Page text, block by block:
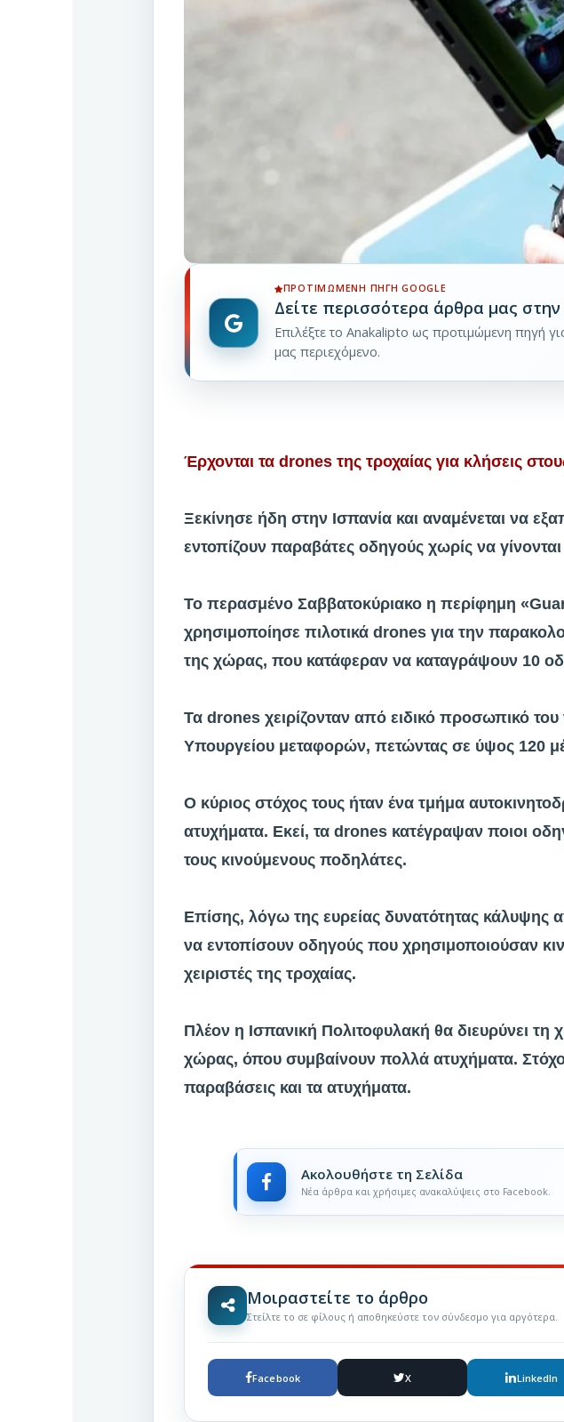
ΠΡΟΤΙΜΏΜΕΝΗ ΠΗΓΉ GOOGLE
Δείτε περισσότερα άρθρα μας
Επιλέξτε το Anakalipto ως προτιμώμενη πηγή
μας περιεχόμενο.
Έρχονται τα drones της τροχαίας για κλήσεις
Ξεκίνησε ήδη στην Ισπανία και αναμένεται να
εντοπίζουν παραβάτες οδηγούς χωρίς να
Το περασμένο Σαββατοκύριακο η περίφημη
χρησιμοποίησε πιλοτικά drones για την
της χώρας, που κατάφεραν να καταγράψουν 10
Τα drones χειρίζονταν από ειδικό προσωπικό
Υπουργείου μεταφορών, πετώντας σε ύψος 120
Ο κύριος στόχος τους ήταν ένα τμήμα
ατυχήματα. Εκεί, τα drones κατέγραψαν ποιοι
τους κινούμενους ποδηλάτες.
Επίσης, λόγω της ευρείας δυνατότητας κάλυψης
να εντοπίσουν οδηγούς που χρησιμοποιούσαν
χειριστές της τροχαίας.
Πλέον η Ισπανική Πολιτοφυλακή θα διευρύνει
χώρας, όπου συμβαίνουν πολλά ατυχήματα.
παραβάσεις και τα ατυχήματα.
Ακολουθήστε τη Σελίδα
Νέα άρθρα και χρήσιμες ανακαλύψεις στο Facebook.
Μοιραστείτε το άρθρο
Στείλτε το σε φίλους ή αποθηκεύστε τον σύνδεσμο για αργότερα.
Facebook X LinkedIn